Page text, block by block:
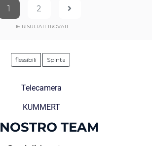
1 2
16RISULTATI TROVATI
flessibili Spinta
Telecamera
KUMMERT
TEAM